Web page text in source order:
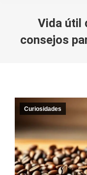
Vida útil
consejos
Curiosidades